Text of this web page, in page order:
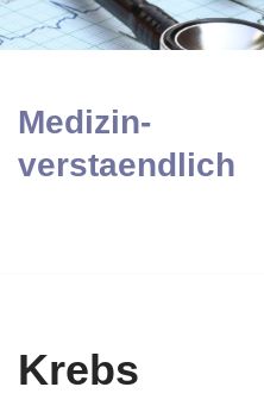
springen
Medizin-
verstaendlich
Krebs